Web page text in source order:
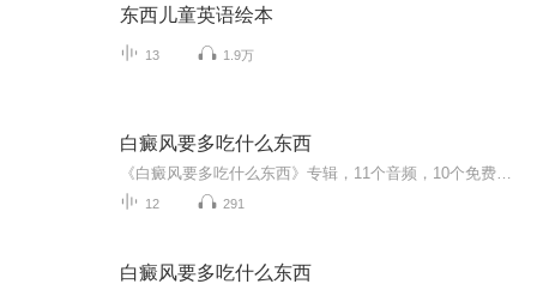
东西儿童英语绘本
13 1.9万
白癜风要多吃什么东西
12 291
白癜风要多吃什么东西